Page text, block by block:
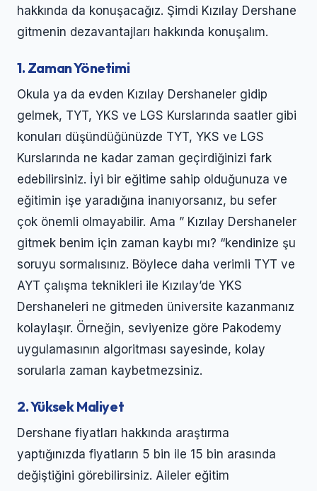
hakkında da konuşacağız. Şimdi Kızılay Dershane
gitmenin dezavantajları hakkında konuşalım.
1. Zaman Yönetimi
Okula ya da evden Kızılay Dershaneler gidip
gelmek, TYT, YKS ve LGS Kurslarında saatler gibi
konuları düşündüğünüzde TYT, YKS ve LGS
Kurslarında ne kadar zaman geçirdiğinizi fark
edebilirsiniz. İyi bir eğitime sahip olduğunuza ve
eğitimin işe yaradığına inanıyorsanız, bu sefer
çok önemli olmayabilir. Ama ” Kızılay Dershaneler
gitmek benim için zaman kaybı mı? “kendinize şu
soruyu sormalısınız. Böylece daha verimli TYT ve
AYT çalışma teknikleri ile Kızılay’de YKS
Dershaneleri ne gitmeden üniversite kazanmanız
kolaylaşır. Örneğin, seviyenize göre Pakodemy
uygulamasının algoritması sayesinde, kolay
sorularla zaman kaybetmezsiniz.
2. Yüksek Maliyet
Dershane fiyatları hakkında araştırma
yaptığınızda fiyatların 5 bin ile 15 bin arasında
değiştiğini görebilirsiniz. Aileler eğitim